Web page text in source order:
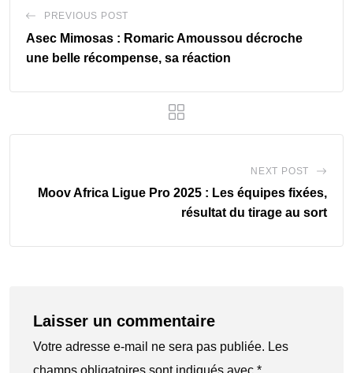
PREVIOUS POST
Asec Mimosas : Romaric Amoussou décroche
une belle récompense, sa réaction
NEXT POST
Moov Africa Ligue Pro 2025 : Les équipes fixées,
résultat du tirage au sort
Laisser un commentaire
Votre adresse e-mail ne sera pas publiée. Les
champs obligatoires sont indiqués avec *